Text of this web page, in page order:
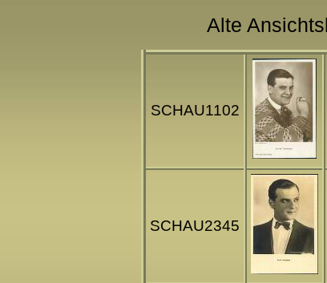
Alte
SCHAU1102
SCHAU2345